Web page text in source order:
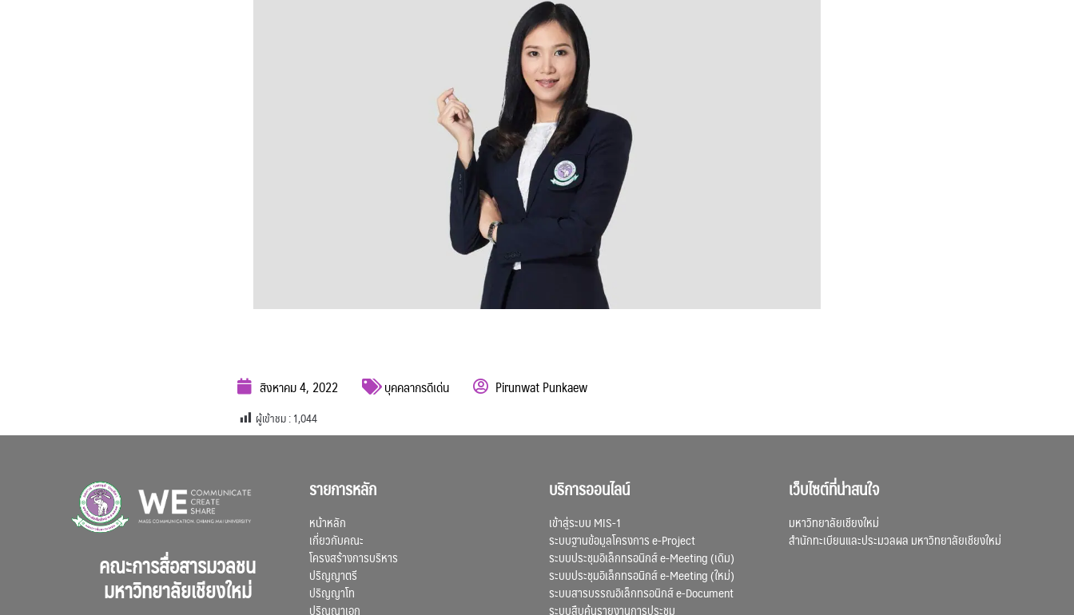
สิงหาคม 4, 2022 บุคคลากรดีเด่น Pirunwat Punkaew
ผู้เข้าชม :1,044
คณะการสื่อสารมวลชน
มหาวิทยาลัยเชียงใหม่
รายการหลัก
หน้าหลัก
เกี่ยวกับคณะ
โครงสร้างการบริหาร
ปริญญาตรี
ปริญญาโท
ปริญญาเอก
บริการออนไลน์
เข้าสู่ระบบ MIS-1
ระบบฐานข้อมูลโครงการ e-Project
ระบบประชุมอิเล็กทรอนิกส์ e-Meeting (เดิม)
ระบบประชุมอิเล็กทรอนิกส์ e-Meeting (ใหม่)
ระบบสารบรรณอิเล็กทรอนิกส์ e-Document
ระบบสืบค้นรายงานการประชุม
เว็บไซต์ที่น่าสนใจ
มหาวิทยาลัยเชียงใหม่
สำนักทะเบียนและประมวลผล มหาวิทยาลัยเชียงใหม่